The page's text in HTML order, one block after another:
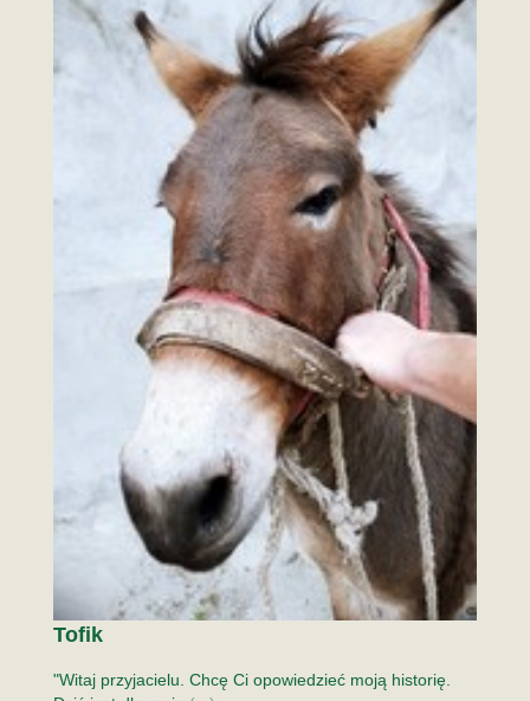
Tofik
"Witaj przyjacielu. Chcę Ci opowiedzieć moją historię.